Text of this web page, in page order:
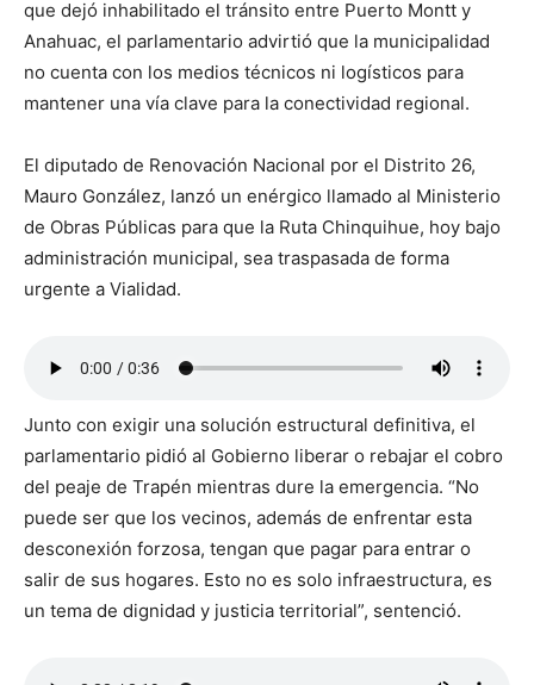
que dejó inhabilitado el tránsito entre Puerto Montt y
Anahuac, el parlamentario advirtió que la municipalidad
no cuenta con los medios técnicos ni logísticos para
mantener una vía clave para la conectividad regional.
El diputado de Renovación Nacional por el Distrito 26,
Mauro González, lanzó un enérgico llamado al Ministerio
de Obras Públicas para que la Ruta Chinquihue, hoy bajo
administración municipal, sea traspasada de forma
urgente a Vialidad.
Junto con exigir una solución estructural definitiva, el
parlamentario pidió al Gobierno liberar o rebajar el cobro
del peaje de Trapén mientras dure la emergencia. “No
puede ser que los vecinos, además de enfrentar esta
desconexión forzosa, tengan que pagar para entrar o
salir de sus hogares. Esto no es solo infraestructura, es
un tema de dignidad y justicia territorial”, sentenció.